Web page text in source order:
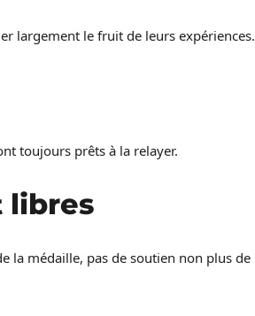
largement le fruit de leurs expériences.
toujours prêts à la relayer.
libres
la médaille, pas de soutien non plus de